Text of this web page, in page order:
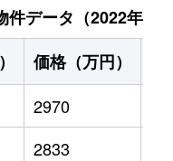
データ（2022年11
価格（万円）
2970
2833